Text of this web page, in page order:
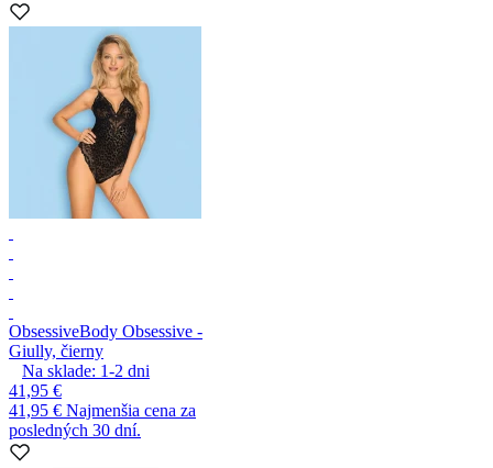
ObsessiveBody Obsessive -
Giully, čierny
Na sklade: 1-2 dni
41,95 €
41,95 € Najmenšia cena za
posledných 30 dní.